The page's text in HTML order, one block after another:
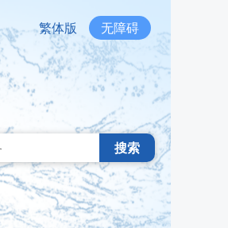
繁体版 无障碍
搜索